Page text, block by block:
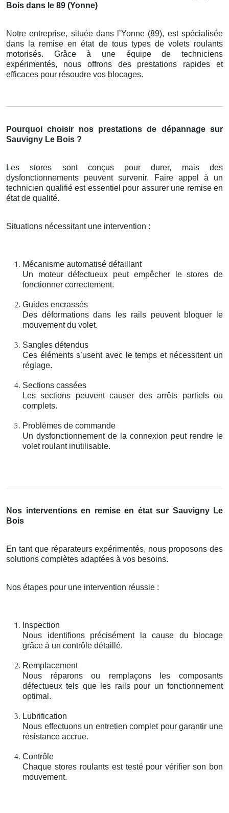
Bois dans le 89 (Yonne)
Notre entreprise, située dans l’Yonne (89), est spécialisée
dans la remise en état de tous types de volets roulants
motorisés. Grâce à une équipe de techniciens
expérimentés, nous offrons des prestations rapides et
efficaces pour résoudre vos blocages.
Pourquoi choisir nos prestations de dépannage sur
Sauvigny Le Bois ?
Les stores sont conçus pour durer, mais des
dysfonctionnements peuvent survenir. Faire appel à un
technicien qualifié est essentiel pour assurer une remise en
état de qualité.
Situations nécessitant une intervention :
Mécanisme automatisé défaillant
Un moteur défectueux peut empêcher le stores de
fonctionner correctement.
Guides encrassés
Des déformations dans les rails peuvent bloquer le
mouvement du volet.
Sangles détendus
Ces éléments s’usent avec le temps et nécessitent un
réglage.
Sections cassées
Les sections peuvent causer des arrêts partiels ou
complets.
Problèmes de commande
Un dysfonctionnement de la connexion peut rendre le
volet roulant inutilisable.
Nos interventions en remise en état sur Sauvigny Le
Bois
En tant que réparateurs expérimentés, nous proposons des
solutions complètes adaptées à vos besoins.
Nos étapes pour une intervention réussie :
Inspection
Nous identifions précisément la cause du blocage
grâce à un contrôle détaillé.
Remplacement
Nous réparons ou remplaçons les composants
défectueux tels que les rails pour un fonctionnement
optimal.
Lubrification
Nous effectuons un entretien complet pour garantir une
résistance accrue.
Contrôle
Chaque stores roulants est testé pour vérifier son bon
mouvement.